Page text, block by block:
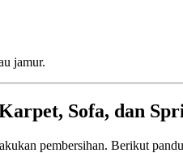
jamur.
Sofa, dan
pembersihan. Berikut